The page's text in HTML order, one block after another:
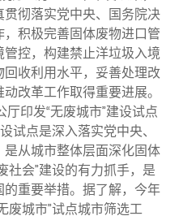
彻落实党中央、国务院决
积极完善固体废物进口管
控，构建禁止洋垃圾入境
收利用水平，妥善处理改
改革工作取得重要进展。
印发“无废城市”建设试点
试点是深入落实党中央、
从城市整体层面深化固体
社会”建设的有力抓手，是
重要举措。据了解，今年
废城市”试点城市筛选工